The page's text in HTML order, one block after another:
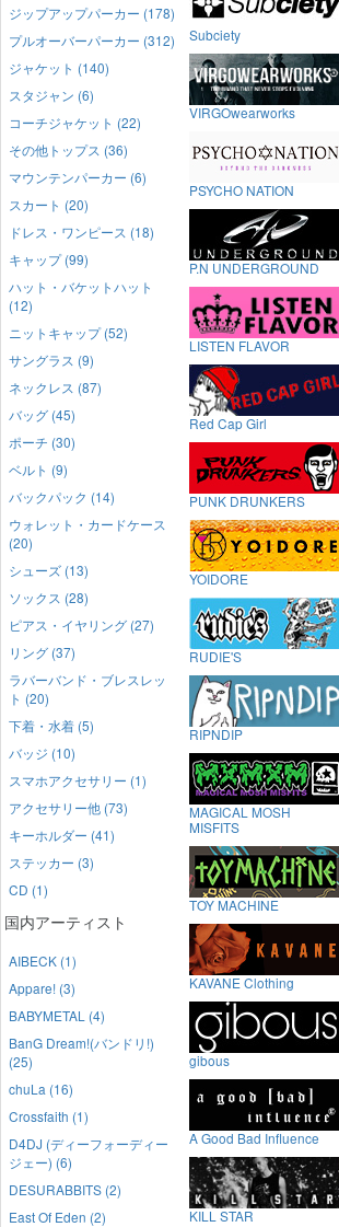
ジップアップパーカー (178)
プルオーバーパーカー (312)
ジャケット (140)
スタジャン (6)
コーチジャケット (22)
その他トップス (36)
マウンテンパーカー (6)
スカート (20)
ドレス・ワンピース (18)
キャップ (99)
ハット・バケットハット
(12)
ニットキャップ (52)
サングラス (9)
ネックレス (87)
バッグ (45)
ポーチ (30)
ベルト (9)
バックパック (14)
ウォレット・カードケース
(20)
シューズ (13)
ソックス (28)
ピアス・イヤリング (27)
リング (37)
ラバーバンド・ブレスレッ
ト (20)
下着・水着 (5)
バッジ (10)
スマホアクセサリー (1)
アクセサリー他 (73)
キーホルダー (41)
ステッカー (3)
CD (1)
国内アーティスト
AIBECK (1)
Appare! (3)
BABYMETAL (4)
BanG Dream!(バンドリ!)
(25)
chuLa (16)
Crossfaith (1)
D4DJ (ディーフォーディー
ジェー) (6)
DESURABBITS (2)
East Of Eden (2)
Subciety
VIRGOwearworks
PSYCHO NATION
P.N UNDERGROUND
LISTEN FLAVOR
Red Cap Girl
PUNK DRUNKERS
YOIDORE
RUDIE'S
RIPNDIP
MAGICAL MOSH
MISFITS
TOY MACHINE
KAVANE Clothing
gibous
A Good Bad Influence
KILL STAR